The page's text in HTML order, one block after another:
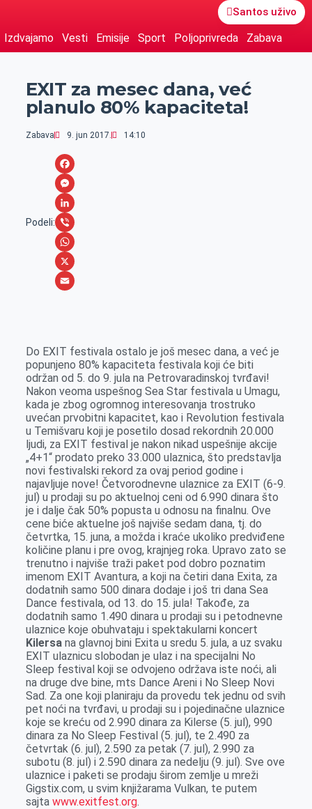
Santos uživo
Izdvajamo Vesti Emisije Sport Poljoprivreda Zabava
EXIT za mesec dana, već
planulo 80% kapaciteta!
Zabava 9. jun 2017. 14:10
Podeli:
F
a
c
e
b
o
M
e
s
s
e
r
L
i
n
k
n
V
i
b
W
h
A
p
p
X
i
l
Do EXIT festivala ostalo je još mesec dana, a već je
popunjeno 80% kapaciteta festivala koji će biti
održan od 5. do 9. jula na Petrovaradinskoj tvrđavi!
Nakon veoma uspešnog Sea Star festivala u Umagu,
kada je zbog ogromnog interesovanja trostruko
uvećan prvobitni kapacitet, kao i Revolution festivala
u Temišvaru koji je posetilo dosad rekordnih 20.000
ljudi, za EXIT festival je nakon nikad uspešnije akcije
„4+1“ prodato preko 33.000 ulaznica, što predstavlja
novi festivalski rekord za ovaj period godine i
najavljuje nove! Četvorodnevne ulaznice za EXIT (6-9.
jul) u prodaji su po aktuelnoj ceni od 6.990 dinara što
je i dalje čak 50% popusta u odnosu na finalnu. Ove
cene biće aktuelne još najviše sedam dana, tj. do
četvrtka, 15. juna, a možda i kraće ukoliko predviđene
količine planu i pre ovog, krajnjeg roka. Upravo zato se
trenutno i najviše traži paket pod dobro poznatim
imenom EXIT Avantura, a koji na četiri dana Exita, za
dodatnih samo 500 dinara dodaje i još tri dana Sea
Dance festivala, od 13. do 15. jula! Takođe, za
dodatnih samo 1.490 dinara u prodaji su i petodnevne
ulaznice koje obuhvataju i spektakularni koncert
Kilersana glavnoj bini Exita u sredu 5. jula, a uz svaku
EXIT ulaznicu slobodan je ulaz i na specijalni No
Sleep festival koji se odvojeno održava iste noći, ali
na druge dve bine, mts Dance Areni i No Sleep Novi
Sad. Za one koji planiraju da provedu tek jednu od svih
pet noći na tvrđavi, u prodaji su i pojedinačne ulaznice
koje se kreću od 2.990 dinara za Kilerse (5. jul), 990
dinara za No Sleep Festival (5. jul), te 2.490 za
četvrtak (6. jul), 2.590 za petak (7. jul), 2.990 za
subotu (8. jul) i 2.590 dinara za nedelju (9. jul). Sve ove
ulaznice i paketi se prodaju širom zemlje u mreži
Gigstix.com, u svim knjižarama Vulkan, te putem
sajta www.exitfest.org.